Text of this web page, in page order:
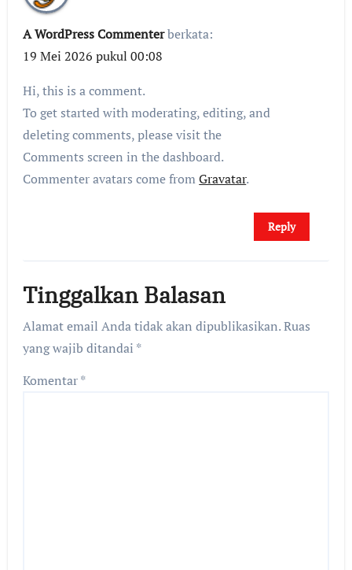
A WordPress Commenterberkata:
19 Mei 2026 pukul 00:08
Hi, this is a comment.
To get started with moderating, editing, and
deleting comments, please visit the
Comments screen in the dashboard.
Commenter avatars come fromGravatar.
Reply
Tinggalkan Balasan
Alamat email Anda tidak akan dipublikasikan.Ruas
yang wajib ditandai *
Komentar*